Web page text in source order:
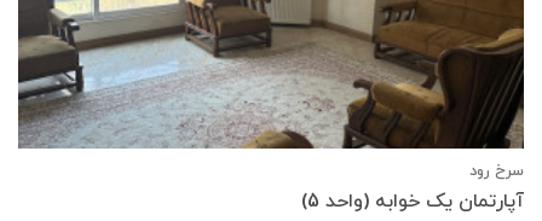
سرخ رود
آپارتمان یک خوابه (واحد 5)